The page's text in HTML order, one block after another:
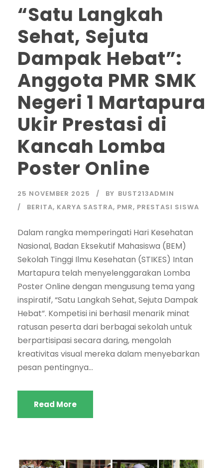
“Satu Langkah
Sehat, Sejuta
Dampak Hebat”:
Anggota PMR SMK
Negeri 1 Martapura
Ukir Prestasi di
Kancah Lomba
Poster Online
25 NOVEMBER 2025 BY BUST213ADMIN
BERITA, KARYA SASTRA, PMR, PRESTASI SISWA
Dalam rangka memperingati Hari Kesehatan
Nasional, Badan Eksekutif Mahasiswa (BEM)
Sekolah Tinggi Ilmu Kesehatan (STIKES) Intan
Martapura telah menyelenggarakan Lomba
Poster Online dengan mengusung tema yang
inspiratif, “Satu Langkah Sehat, Sejuta Dampak
Hebat”. Kompetisi ini berhasil menarik minat
ratusan peserta dari berbagai sekolah untuk
berpartisipasi secara daring, mengolah
kreativitas visual mereka dalam menyebarkan
pesan pentingnya...
Read More